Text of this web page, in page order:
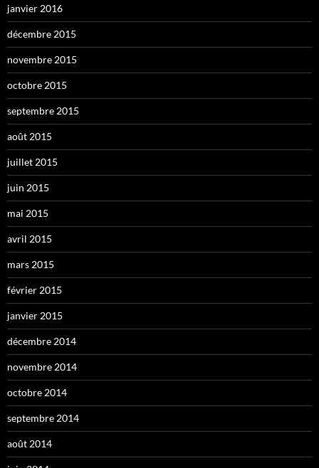
janvier 2016
décembre 2015
novembre 2015
octobre 2015
septembre 2015
août 2015
juillet 2015
juin 2015
mai 2015
avril 2015
mars 2015
février 2015
janvier 2015
décembre 2014
novembre 2014
octobre 2014
septembre 2014
août 2014